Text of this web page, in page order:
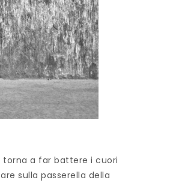
torna a far battere i cuori
sulla passerella della